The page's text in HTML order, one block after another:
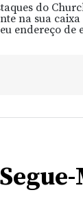
do
na sua
endereço de